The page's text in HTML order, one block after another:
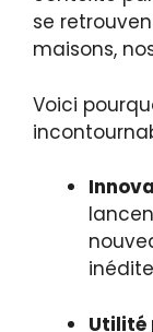
se
maisons,
Voici
Utilité